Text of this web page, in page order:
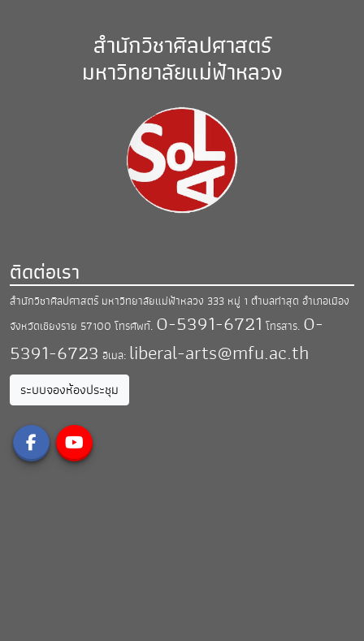
สำนักวิชาศิลปศาสตร์
มหาวิทยาลัยแม่ฟ้าหลวง
ติดต่อเรา
สำนักวิชาศิลปศาสตร์ มหาวิทยาลัยแม่ฟ้าหลวง 333 หมู่ 1 ตำบลท่าสุด อำเภอเมือง
จังหวัดเชียงราย 57100 โทรศัพท์. 0-5391-6721 โทรสาร. 0-
5391-6723 อีเมล: liberal-arts@mfu.ac.th
ระบบจองห้องประชุม